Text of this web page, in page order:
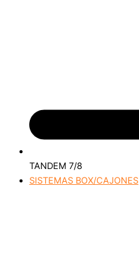
TANDEM 7/8
SISTEMAS BOX/CAJONES